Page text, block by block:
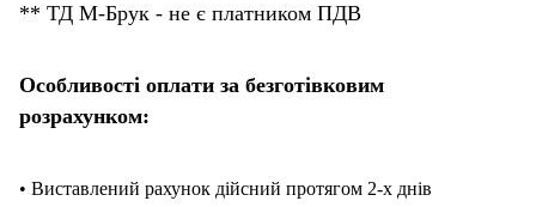
** ТД М-Брук - не є платником ПДВ
Особливості оплати за безготівковим
розрахунком:
• Виставлений рахунок дійсний протягом 2-х днів